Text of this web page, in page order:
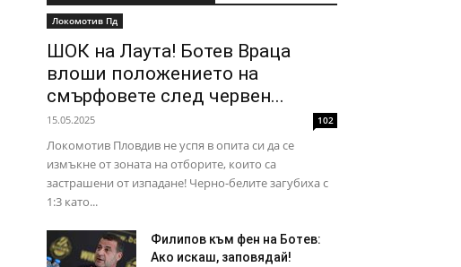
Локомотив Пд
ШОК на Лаута! Ботев Враца
влоши положението на
смърфовете след червен...
15.05.2025 102
Локомотив Пловдив не успя в опита си да се
измъкне от зоната на отборите, които са
застрашени от изпадане! Черно-белите загубиха с
1:3 като...
Филипов към фен на Ботев:
Ако искаш, заповядай!